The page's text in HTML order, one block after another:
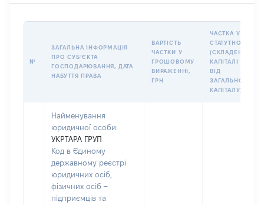
№
ЗАГАЛЬНА ІНФОРМАЦІЯ
ПРО СУБʼЄКТА
ГОСПОДАРЮВАННЯ, ДАТА
НАБУТТЯ ПРАВА
ВАРТІСТЬ
ЧАСТКИ У
ГРОШОВОМУ
ВИРАЖЕННІ,
ГРН
ЧАСТКА У
СТАТУТНОМУ
(СКЛАДЕНОМУ)
КАПІТАЛІ (%
ВІД
ЗАГАЛЬНОГО
КАПІТАЛУ)
Найменування
юридичної особи:
УКРТАРА ГРУП
Код в Єдиному
державному реєстрі
юридичних осіб,
фізичних осіб –
підприємців та